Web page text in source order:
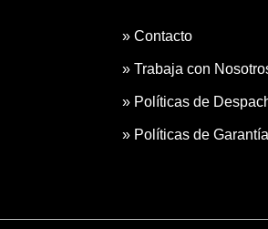
» Contacto
» Trabaja con
» Políticas de
» Políticas de Garantía